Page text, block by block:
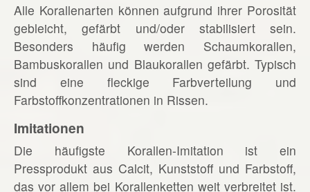
Alle Korallenarten können aufgrund ihrer Porosität
gebleicht, gefärbt und/oder stabilisiert sein.
Besonders häufig werden Schaumkorallen,
Bambuskorallen und Blaukorallen gefärbt. Typisch
sind eine fleckige Farbverteilung und
Farbstoffkonzentrationen in Rissen.
Imitationen
Die häufigste Korallen-Imitation ist ein
Pressprodukt aus Calcit, Kunststoff und Farbstoff,
das vor allem bei Korallenketten weit verbreitet ist.